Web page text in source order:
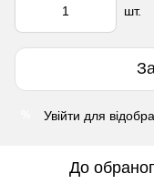
шт.
Увійти для
До